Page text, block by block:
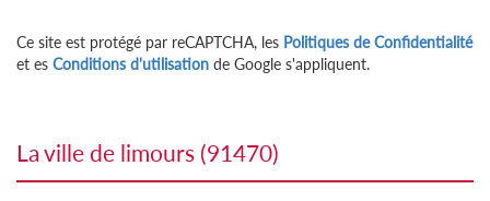
Ce site est protégé par reCAPTCHA, les Politiques de Confidentialité
et es Conditions d'utilisation de Google s'appliquent.
la ville de limours (91470)